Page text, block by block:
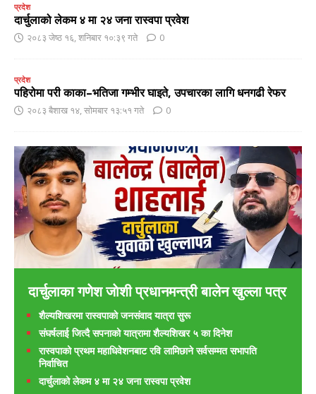
प्रदेश
दार्चुलाको लेकम ४ मा २४ जना रास्वपा प्रवेश
२०८३ जेष्ठ १६, शनिबार १०:३९ गते 0
प्रदेश
पहिरोमा परी काका–भतिजा गम्भीर घाइते, उपचारका लागि धनगढी रेफर
२०८३ बैशाख १४, सोमबार १३:५१ गते 0
दार्चुलाका गणेश जाेशी प्रधानमन्त्री बालेन खुल्ला पत्र
शैल्यशिखरमा रास्वपाकाे जनसंवाद यात्रा सुरू
संघर्षलाई जित्दै सपनाको यात्रामा शैल्यशिखर ५ का दिनेश
रास्वपाको प्रथम महाधिवेशनबाट रवि लामिछाने सर्वसम्मत सभापति
निर्वाचित
दार्चुलाको लेकम ४ मा २४ जना रास्वपा प्रवेश